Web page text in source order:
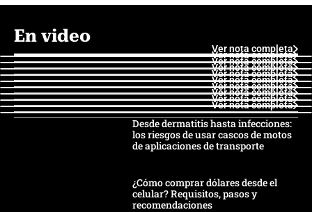
En video
Ver nota completa
Ver nota completa
Ver nota completa
Ver nota completa
Ver nota completa
Ver nota completa
Ver nota completa
Ver nota completa
Ver nota completa
Ver nota completa
Desde dermatitis hasta infecciones:
los riesgos de usar cascos de motos
de aplicaciones de transporte
¿Cómo comprar dólares desde el
celular? Requisitos, pasos y
recomendaciones